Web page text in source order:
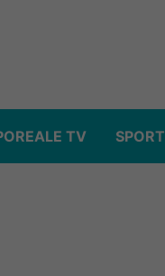
TV SPORT